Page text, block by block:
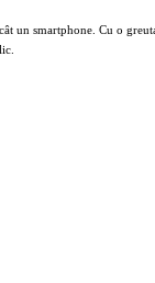
smartphone. Cu o